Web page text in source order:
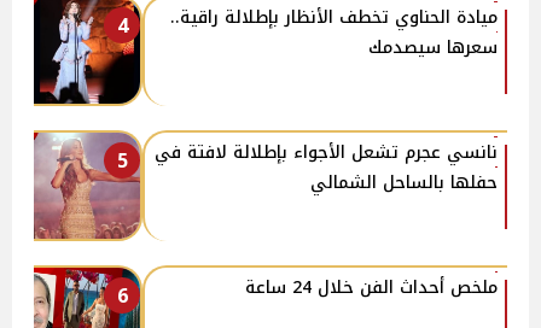
4
ميادة الحناوي تخطف الأنظار بإطلالة راقية..
سعرها سيصدمك
5
نانسي عجرم تشعل الأجواء بإطلالة لافتة في
حفلها بالساحل الشمالي
6 ملخص أحداث الفن خلال 24 ساعة